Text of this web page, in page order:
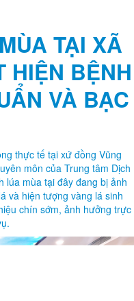
TẠI XÃ
HIỆN BỆNH
VÀ BẠC
thực tế tại xứ đồng Vũng
môn của Trung tâm Dịch
lúa mùa tại đây đang bị ảnh
và hiện tượng vàng lá sinh
chín sớm, ảnh hưởng trực